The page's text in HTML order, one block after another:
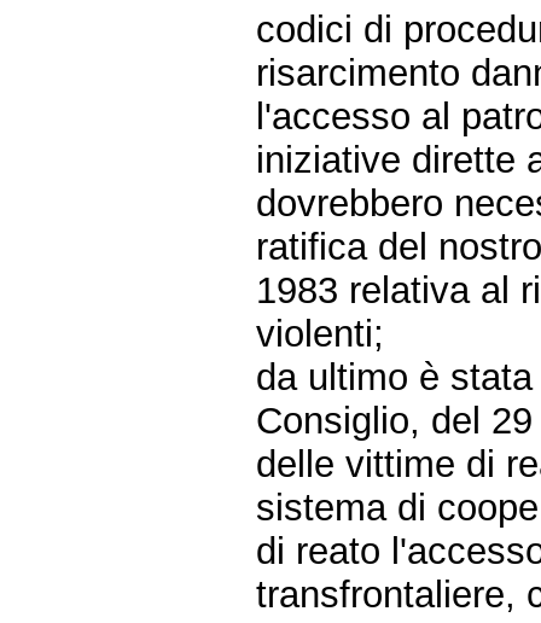
codici di
risarcimento
l'accesso al
iniziative dirette
dovrebbero
ratifica del
1983 relativa al
violenti;
da ultimo è
Consiglio, del
delle vittime di
sistema di
di reato
transfrontaliere,